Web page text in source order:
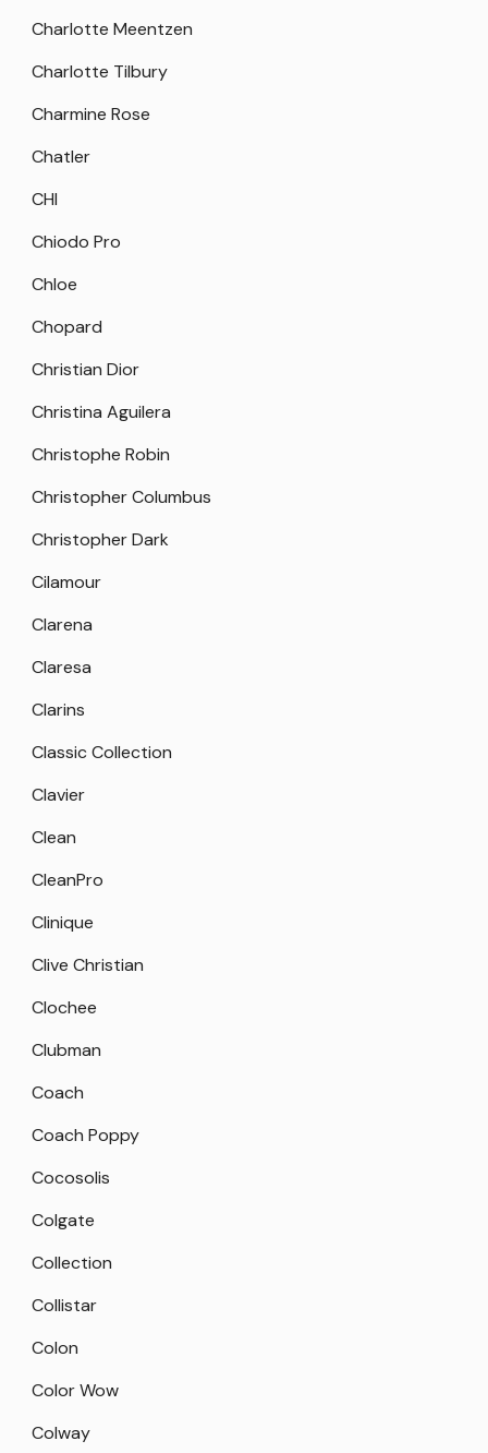
Charlotte Meentzen
Charlotte Tilbury
Charmine Rose
Chatler
CHI
Chiodo Pro
Chloe
Chopard
Christian Dior
Christina Aguilera
Christophe Robin
Christopher Columbus
Christopher Dark
Cilamour
Clarena
Claresa
Clarins
Classic Collection
Clavier
Clean
CleanPro
Clinique
Clive Christian
Clochee
Clubman
Coach
Coach Poppy
Cocosolis
Colgate
Collection
Collistar
Colon
Color Wow
Colway